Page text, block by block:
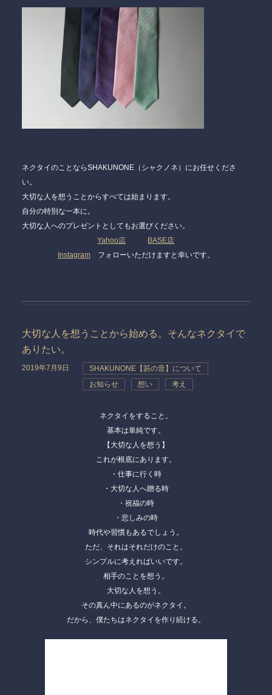
ネクタイのことならSHAKUNONE（シャクノネ）にお任せくださ
い。
大切な人を想うことからすべては始まります。
自分の特別な一本に。
大切な人へのプレゼントとしてもお選びください。
Yahoo店
BASE店
Instagramフォローいただけますと幸いです。
大切な人を想うことから始める。そんなネクタイで
ありたい。
2019年7月9日
SHAKUNONE【笏の音】について
お知らせ
想い 考え
ネクタイをすること。
基本は単純です。
【大切な人を想う】
これが根底にあります。
・仕事に行く時
・大切な人へ贈る時
・祝福の時
・悲しみの時
時代や習慣もあるでしょう。
ただ、それはそれだけのこと。
シンプルに考えればいいです。
相手のことを想う。
大切な人を想う。
その真ん中にあるのがネクタイ。
だから、僕たちはネクタイを作り続ける。